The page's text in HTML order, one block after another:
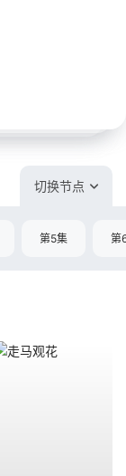
切换节点
第5集 第